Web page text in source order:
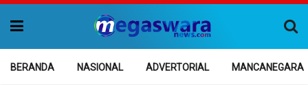
BERANDA NASIONAL ADVERTORIAL MANCANEGARA